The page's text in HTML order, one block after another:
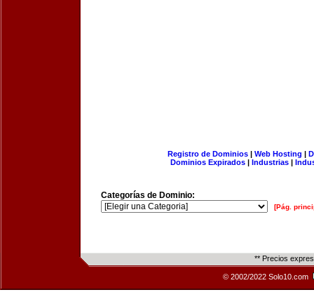
Registro de Dominios| Web Hosting |
Dominios Expirados | Industrias |
Categorías de Dominio:
[Pág.
** Precios
© 2002/2022 Solo10.com